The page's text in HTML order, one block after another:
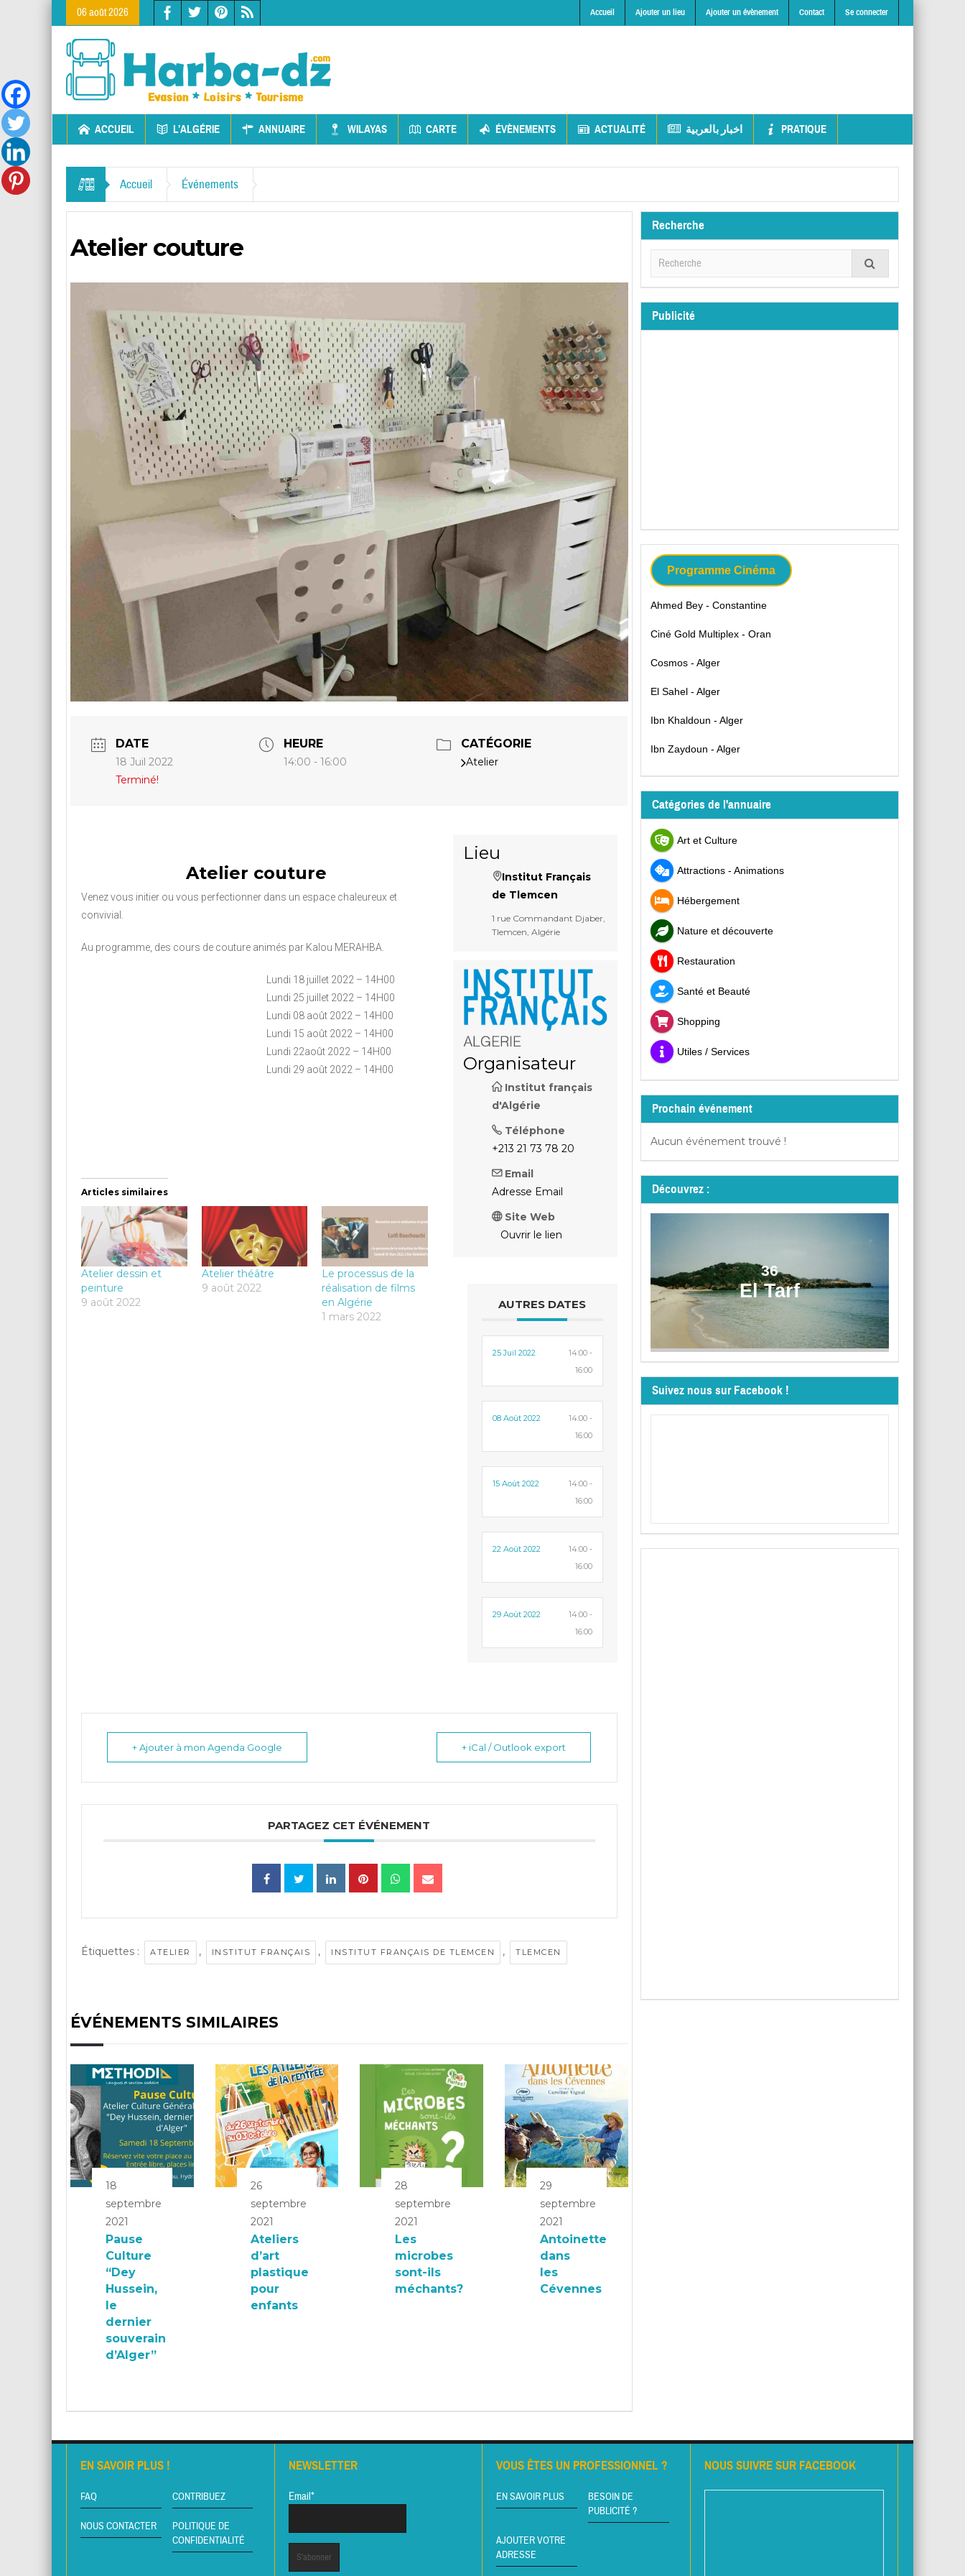
06 août 2026 Accueil Ajouter un lieu Ajouter un évènement Contact Se connecter
ACCUEIL L’ALGÉRIE ANNUAIRE WILAYAS CARTE ÉVÈNEMENTS ACTUALITÉ اخبار بالعربية PRATIQUE
Accueil Événements
Atelier couture
DATE
18 Juil 2022
Terminé!
HEURE
14:00 - 16:00
CATÉGORIE
Atelier
Atelier couture
Venez vous initier ou vous perfectionner dans un espace chaleureux et
convivial.
Au programme, des cours de couture animés par Kalou MERAHBA.
Lundi 18 juillet 2022 – 14H00
Lundi 25 juillet 2022 – 14H00
Lundi 08 août 2022 – 14H00
Lundi 15 août 2022 – 14H00
Lundi 22août 2022 – 14H00
Lundi 29 août 2022 – 14H00
Articles similaires
Atelier dessin et
peinture
9 août 2022
Atelier théâtre
9 août 2022
Le processus de la
réalisation de films
en Algérie
1 mars 2022
Lieu
Institut Français
de Tlemcen
1 rue Commandant Djaber,
Tlemcen, Algérie
Organisateur
Institut français
d'Algérie
Téléphone
+213 21 73 78 20
Email
Adresse Email
Site Web
Ouvrir le lien
AUTRES DATES
25 Juil 2022
14:00 -
16:00
08 Août 2022
14:00 -
16:00
15 Août 2022
14:00 -
16:00
22 Août 2022
14:00 -
16:00
29 Août 2022
14:00 -
16:00
+ Ajouter à mon Agenda Google + iCal / Outlook export
PARTAGEZ CET ÉVÉNEMENT
Étiquettes : ATELIER , INSTITUT FRANÇAIS , INSTITUT FRANÇAIS DE TLEMCEN , TLEMCEN
ÉVÉNEMENTS SIMILAIRES
18
septembre
2021
Pause
Culture
“Dey
Hussein,
le
dernier
souverain
d’Alger”
26
septembre
2021
Ateliers
d’art
plastique
pour
enfants
28
septembre
2021
Les
microbes
sont-ils
méchants?
29
septembre
2021
Antoinette
dans
les
Cévennes
Recherche
Publicité
Programme Cinéma
Ahmed Bey - Constantine
Ciné Gold Multiplex - Oran
Cosmos - Alger
El Sahel - Alger
Ibn Khaldoun - Alger
Ibn Zaydoun - Alger
Catégories de l'annuaire
Art et Culture
Attractions - Animations
Hébergement
Nature et découverte
Restauration
Santé et Beauté
Shopping
Utiles / Services
Prochain événement
Aucun événement trouvé !
Découvrez :
36
El Tarf
Suivez nous sur Facebook !
EN SAVOIR PLUS !
FAQ CONTRIBUEZ
NOUS CONTACTER
POLITIQUE DE
CONFIDENTIALITÉ
NEWSLETTER
Email*
VOUS ÊTES UN PROFESSIONNEL ?
EN SAVOIR PLUS
BESOIN DE
PUBLICITÉ ?
AJOUTER VOTRE
ADRESSE
NOUS SUIVRE SUR FACEBOOK